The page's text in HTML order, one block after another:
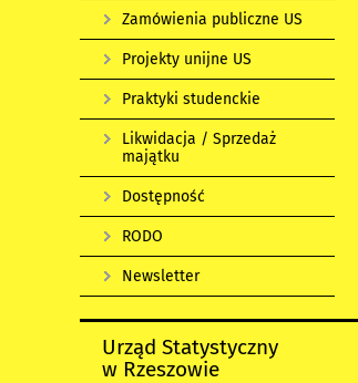
Zamówienia publiczne US
Projekty unijne US
Praktyki studenckie
Likwidacja / Sprzedaż
majątku
Dostępność
RODO
Newsletter
Urząd Statystyczny
w Rzeszowie